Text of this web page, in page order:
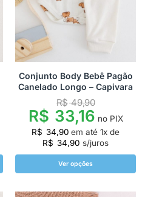
Conjunto Body Bebê Pagão
Canelado Longo – Capivara
R$49,90
R$ 33,16 no PIX
R$ 34,90 em até 1x de
R$ 34,90 s/juros
Ver opções